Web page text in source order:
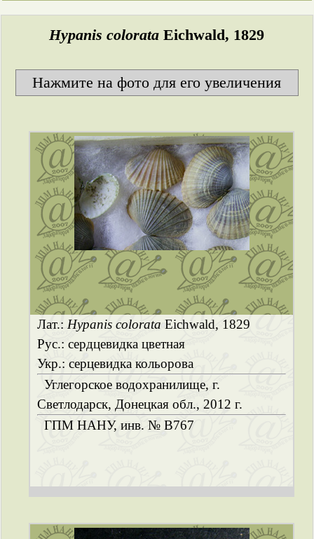
Hypanis colorata Eichwald, 1829
Нажмите на фото для его увеличения
Лат.: Hypanis colorata Eichwald, 1829
Рус.: сердцевидка цветная
Укр.: серцевидка кольорова
Углегорское водохранилище, г.
Светлодарск, Донецкая обл., 2012 г.
ГПМ НАНУ, инв. № B767